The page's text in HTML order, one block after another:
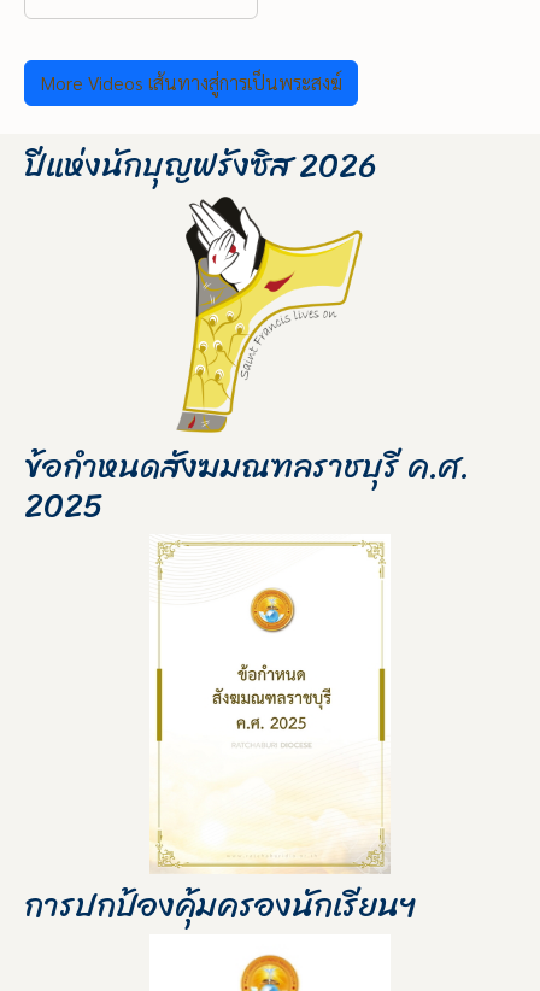
More Videos เส้นทางสู่การเป็นพระสงฆ์
ปีแห่งนักบุญฟรังซิส 2026
ข้อกำหนดสังฆมณฑลราชบุรี ค.ศ.
2025
การปกป้องคุ้มครองนักเรียนฯ